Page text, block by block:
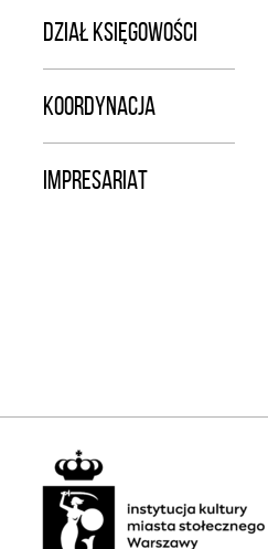
DZIAŁ KSIĘGOWOŚCI
KOORDYNACJA
IMPRESARIAT